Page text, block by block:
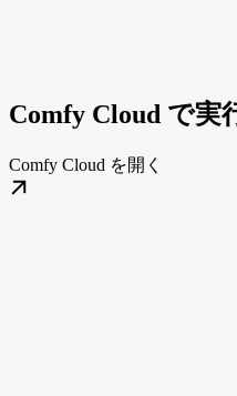
Comfy Cloud で実
Comfy Cloud を開く